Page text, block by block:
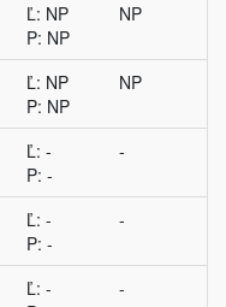
Ľ: NP
P: NP
NP
Ľ: NP
P: NP
NP
Ľ: -
P: -
-
Ľ: -
P: -
-
Ľ: -
-